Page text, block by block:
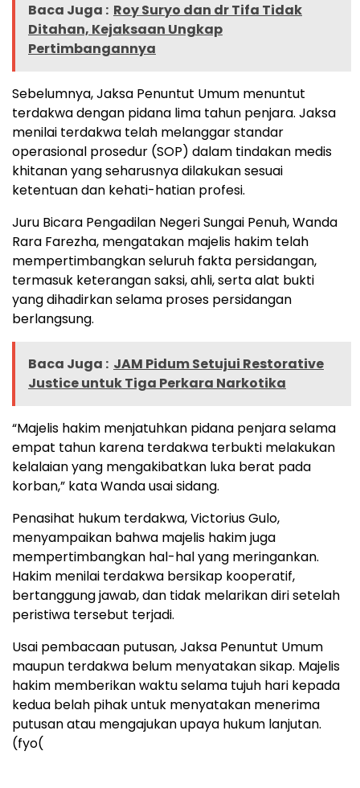
Baca Juga : Roy Suryo dan dr Tifa Tidak
Ditahan, Kejaksaan Ungkap
Pertimbangannya
Sebelumnya, Jaksa Penuntut Umum menuntut
terdakwa dengan pidana lima tahun penjara. Jaksa
menilai terdakwa telah melanggar standar
operasional prosedur (SOP) dalam tindakan medis
khitanan yang seharusnya dilakukan sesuai
ketentuan dan kehati-hatian profesi.
Juru Bicara Pengadilan Negeri Sungai Penuh, Wanda
Rara Farezha, mengatakan majelis hakim telah
mempertimbangkan seluruh fakta persidangan,
termasuk keterangan saksi, ahli, serta alat bukti
yang dihadirkan selama proses persidangan
berlangsung.
Baca Juga : JAM Pidum Setujui Restorative
Justice untuk Tiga Perkara Narkotika
“Majelis hakim menjatuhkan pidana penjara selama
empat tahun karena terdakwa terbukti melakukan
kelalaian yang mengakibatkan luka berat pada
korban,” kata Wanda usai sidang.
Penasihat hukum terdakwa, Victorius Gulo,
menyampaikan bahwa majelis hakim juga
mempertimbangkan hal-hal yang meringankan.
Hakim menilai terdakwa bersikap kooperatif,
bertanggung jawab, dan tidak melarikan diri setelah
peristiwa tersebut terjadi.
Usai pembacaan putusan, Jaksa Penuntut Umum
maupun terdakwa belum menyatakan sikap. Majelis
hakim memberikan waktu selama tujuh hari kepada
kedua belah pihak untuk menyatakan menerima
putusan atau mengajukan upaya hukum lanjutan.
(fyo(